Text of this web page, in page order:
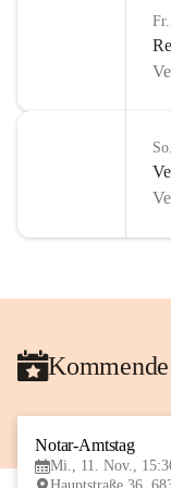
Notar-Amtstag
Mi., 11. Nov.,